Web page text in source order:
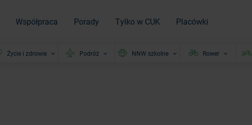
Współpraca Porady Tylko w CUK Placówki
Życie i zdrowie Podróż NNW szkolne Rower